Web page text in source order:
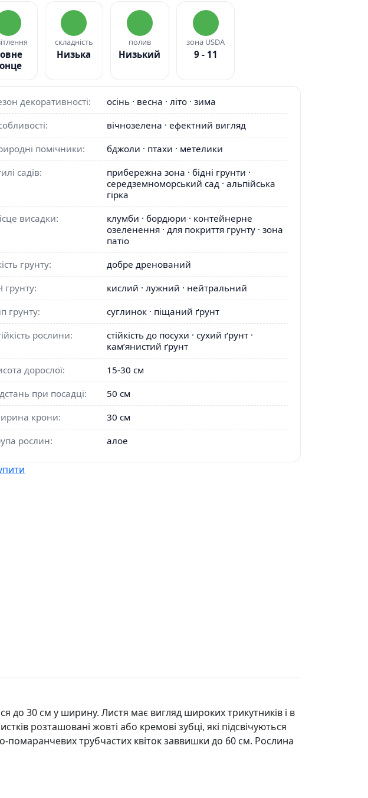
складність
Низька
полив
Низький
зона USDA
9 - 11
декоративності:
осінь · весна · літо · зима
вічнозелена · ефектний вигляд
помічники:
бджоли · птахи · метелики
садів:
прибережна зона · бідні грунти ·
середземноморський сад · альпійська
гірка
висадки:
клумби · бордюри · контейнерне
озеленення · для покриття грунту · зона
патіо
грунту:
добре дренований
грунту:
кислий · лужний · нейтральний
грунту:
суглинок · піщаний ґрунт
рослини:
стійкість до посухи · сухий ґрунт ·
кам’янистий ґрунт
дорослої:
15-30 см
при посадці:
50 см
крони:
30 см
рослин:
алое
до 30 см у ширину. Листя має вигляд широких трикутників і в
розташовані жовті або кремові зубці, які підсвічуються
помаранчевих трубчастих квіток заввишки до 60 см. Рослина